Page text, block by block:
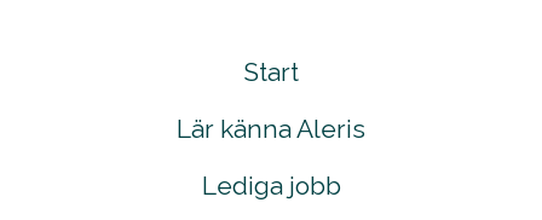
Start
Lär känna Aleris
Lediga jobb